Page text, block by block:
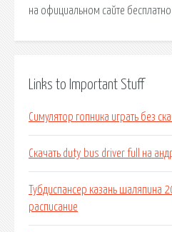
на официальном сайте бесплатно
Links to Important Stuff
Симулятор гопника играть без
Скачать duty bus driver full на
Тубдиспансер казань шаляпина
расписание